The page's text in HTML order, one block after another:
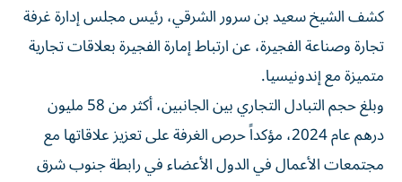
كشف الشيخ سعيد بن سرور الشرقي، رئيس مجلس إدارة غرفة
تجارة وصناعة الفجيرة، عن ارتباط إمارة الفجيرة بعلاقات تجارية
متميزة مع إندونيسيا.
وبلغ حجم التبادل التجاري بين الجانبين، أكثر من 58 مليون
درهم عام 2024، مؤكداً حرص الغرفة على تعزيز علاقاتها مع
مجتمعات الأعمال في الدول الأعضاء في رابطة جنوب شرق